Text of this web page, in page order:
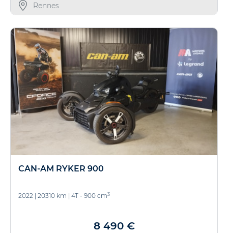
Rennes
CAN-AM RYKER 900
2022 20310 km 4T - 900 cm3
8 490 €